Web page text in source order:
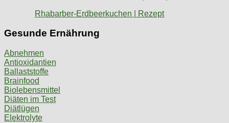
Rhabarber-Erdbeerkuchen | Rezept
Gesunde Ernährung
Abnehmen
Antioxidantien
Ballaststoffe
Brainfood
Biolebensmittel
Diäten im Test
Diätlügen
Elektrolyte